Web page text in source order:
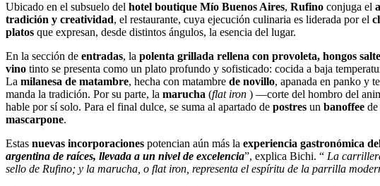
Ubicado en el subsuelo del hotel boutique Mío Buenos Aires, Rufino conjuga el
tradición y creatividad, el restaurante, cuya ejecución culinaria es liderada por el
platos que expresan, desde distintos ángulos, la esencia del lugar.
En la sección de entradas, la polenta grillada rellena con provoleta, hongos
vino tinto se presenta como un plato profundo y sofisticado: cocida a baja
La milanesa de matambre, hecha con matambre de novillo, apanada en panko y
manda la tradición. Por su parte, la marucha (flat iron ) —corte del hombro del
hable por sí solo. Para el final dulce, se suma al apartado de postres un banoffee
mascarpone.
Estas nuevas incorporaciones potencian aún más la experiencia gastronómica
argentina de raíces, llevada a un nivel de excelencia”, explica Bichi. “ La
sello de Rufino; y la marucha, o flat iron, representa el espíritu de la parrilla